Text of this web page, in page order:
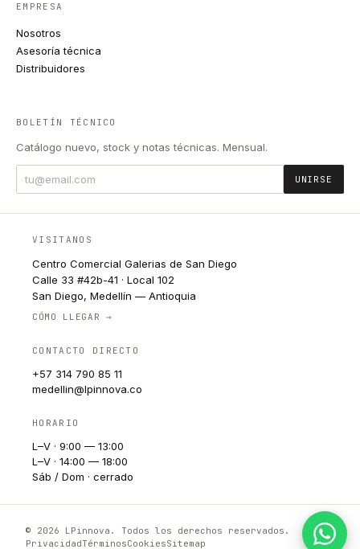
EMPRESA
Nosotros
Asesoría técnica
Distribuidores
BOLETÍN TÉCNICO
Catálogo nuevo, stock y notas técnicas. Mensual.
UNIRSE
VISITANOS
Centro Comercial Galerias de San Diego
Calle 33 #42b-41 · Local 102
San Diego, Medellín — Antioquia
CÓMO LLEGAR →
CONTACTO DIRECTO
+57 314 790 85 11
medellin@lpinnova.co
HORARIO
L–V · 9:00 — 13:00
L–V · 14:00 — 18:00
Sáb / Dom · cerrado
© 2026 LPinnova. Todos los derechos reservados.
PrivacidadTérminosCookiesSitemap